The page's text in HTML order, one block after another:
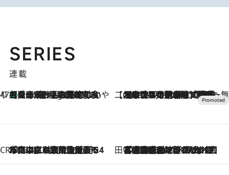
SERIES
連載
47都道府県の手みやげ ひんやりスイーツで夏を満喫
9 Hours Ago
【兵庫県】この夏絶対食べたい 冷やしておいしいおやつ3選 淡路島の恵みをジェラートに集約 【CREA×星野リゾート】唯一無二。癒しと発見が待つ場所へ
2026.8.7
【トンボの足水浴】ヒノキの香りに包まれて涼感マックス！約13℃の湧水かけ流しを避暑地「星野温泉 トンボの湯」で体験
CREA'S CHOICE
2026.8.7
「立川にも歌舞伎があるんだよ」 片岡仁左衛門・市川中車ら豪華座組みで4年目の立川立飛歌舞伎へ 田中稲の勝手に再ブーム
2026.8.7
「湘南乃風に憧れて」観客大盛上がりの“タオル回し”に、ラッパー顔負けの高速歌唱まで…さだまさし（74）のアグレッシブすぎる現在地